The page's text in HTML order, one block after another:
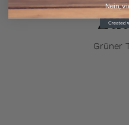
Grüner
Nein,